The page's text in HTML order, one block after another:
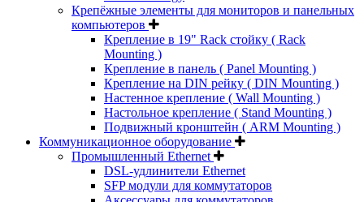
Крепёжные элементы для мониторов и панельных
компьютеров
Крепление в 19" Rack стойку ( Rack
Mounting )
Крепление в панель ( Panel Mounting )
Крепление на DIN рейку ( DIN Mounting )
Настенное крепление ( Wall Mounting )
Настольное крепление ( Stand Mounting )
Подвижный кронштейн ( ARM Mounting )
Коммуникационное оборудование
Промышленный Ethernet
DSL-удлинители Ethernet
SFP модули для коммутаторов